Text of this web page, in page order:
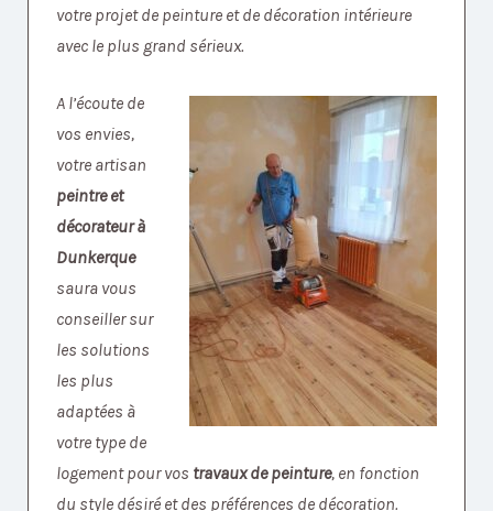
votre projet de peinture et de décoration intérieure
avec le plus grand sérieux.
A l’écoute de
vos envies,
votre artisan
peintre et
décorateur à
Dunkerque
saura vous
conseiller sur
les solutions
les plus
adaptées à
votre type de
logement pour vos travaux de peinture, en fonction
du style désiré et des préférences de décoration.